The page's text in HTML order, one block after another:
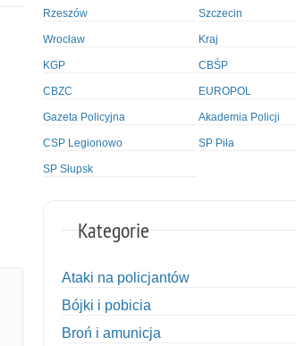
Rzeszów Szczecin
Wrocław Kraj
KGP CBŚP
CBZC EUROPOL
Gazeta Policyjna Akademia Policji
CSP Legionowo SP Piła
SP Słupsk
Kategorie
Ataki na policjantów
Bójki i pobicia
Broń i amunicja